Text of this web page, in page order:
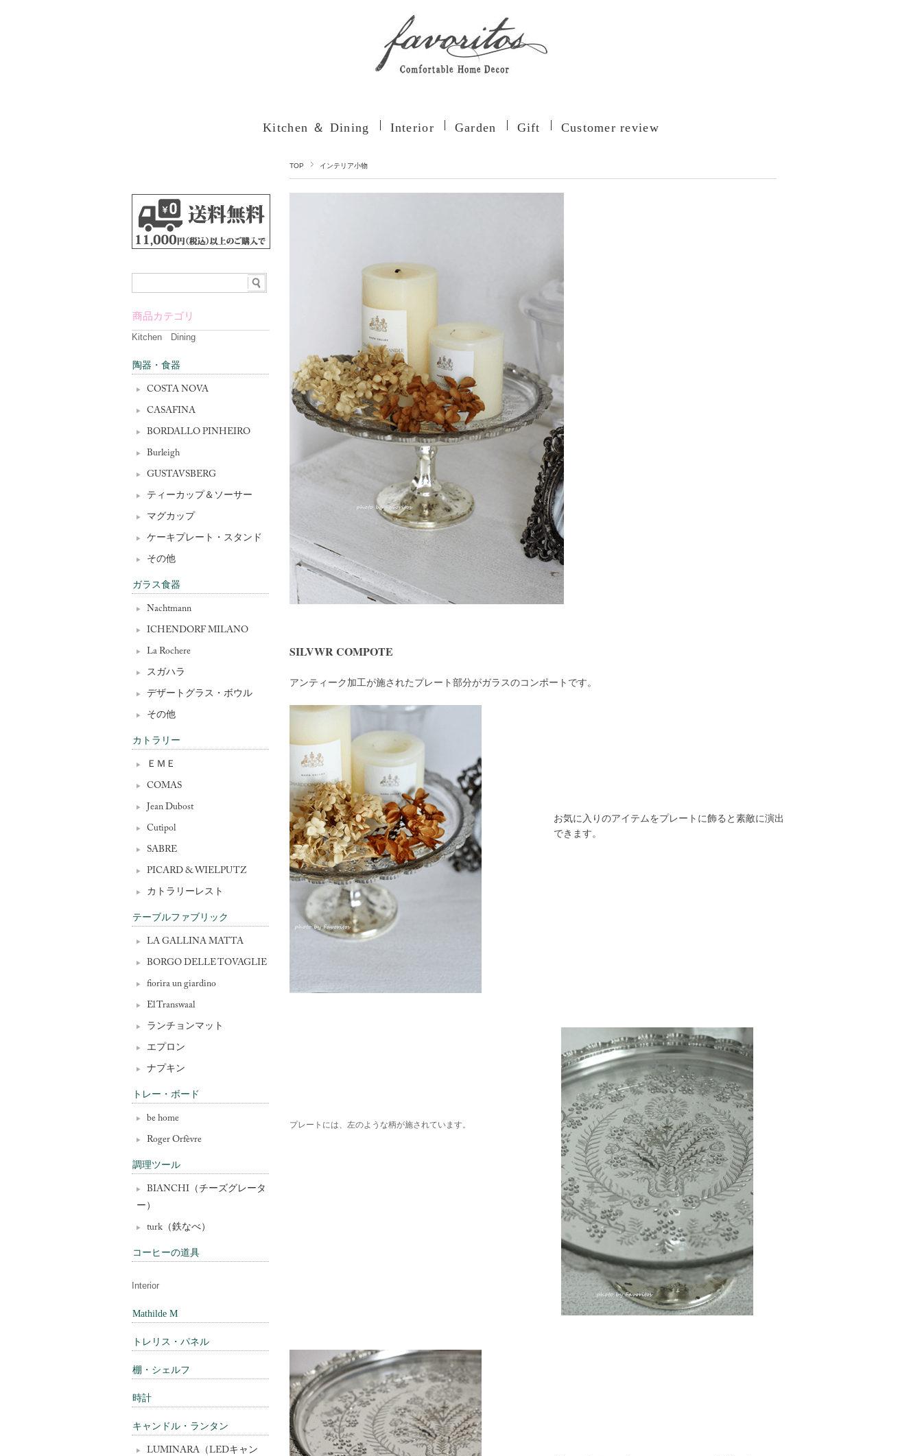
Kitchen ＆ Dining Interior Garden Gift Customer review
TOP インテリア小物
SILVWR COMPOTE
アンティーク加工が施されたプレート部分がガラスのコンポートです。
お気に入りのアイテムをプレートに飾ると素敵に演出
できます。
プレートには、左のような柄が施されています。
商品カテゴリ
Kitchen Dining
陶器・食器
COSTA NOVA
CASAFINA
BORDALLO PINHEIRO
Burleigh
GUSTAVSBERG
ティーカップ＆ソーサー
マグカップ
ケーキプレート・スタンド
その他
ガラス食器
Nachtmann
ICHENDORF MILANO
La Rochere
スガハラ
デザートグラス・ボウル
その他
カトラリー
ＥＭＥ
COMAS
Jean Dubost
Cutipol
SABRE
PICARD & WIELPUTZ
カトラリーレスト
テーブルファブリック
LA GALLINA MATTA
BORGO DELLE TOVAGLIE
fiorira un giardino
El Transwaal
ランチョンマット
エプロン
ナプキン
トレー・ボード
be home
Roger Orfèvre
調理ツール
BIANCHI（チーズグレータ
ー）
turk（鉄なべ）
コーヒーの道具
Interior
Mathilde M
トレリス・パネル
棚・シェルフ
時計
キャンドル・ランタン
LUMINARA（LEDキャン